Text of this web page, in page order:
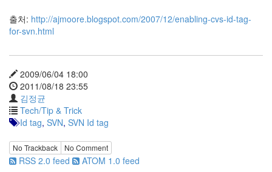
출처: http://ajmoore.blogspot.com/2007/12/enabling-cvs-id-tag-
for-svn.html
2009/06/04 18:00
2011/08/18 23:55
김정균
Tech/Tip & Trick
Id tag, SVN, SVN Id tag
No Trackback No Comment
RSS 2.0 feed ATOM 1.0 feed
Find!
Categories
전
체
192
주
절